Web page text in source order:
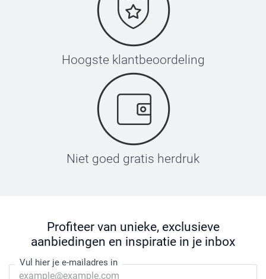
Hoogste klantbeoordeling
Niet goed gratis herdruk
Profiteer van unieke, exclusieve
aanbiedingen en inspiratie in je inbox
Vul hier je e-mailadres in